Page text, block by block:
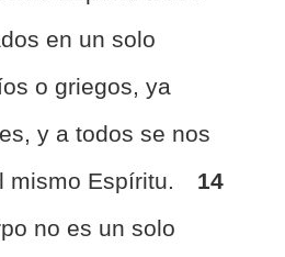
en un solo
o griegos, ya
y a todos se nos
mismo Espíritu.
14
no es un solo